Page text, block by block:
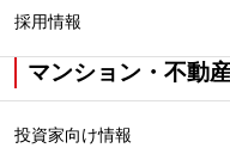
採用情報
マンション・不動
投資家向け情報